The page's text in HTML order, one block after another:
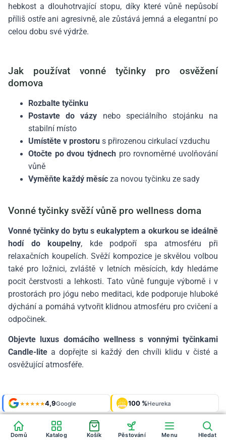
hebkost a dlouhotrvající stopu, díky které vůně nepůsobí
příliš ostře ani agresivně, ale zůstává jemná a elegantní po
celou dobu své výdrže.
Jak používat vonné tyčinky pro osvěžení
domova
Rozbalte tyčinku
Postavte do vázy nebo speciálního stojánku na
stabilní místo
Umístěte v prostoru s přirozenou cirkulací vzduchu
Otočte po dvou týdnech pro rovnoměrné uvolňování
vůně
Vyměňte každý měsíc za novou tyčinku ze sady
Vonné tyčinky svěží vůně pro wellness doma
Vonné tyčinky do bytu s eukalyptem a okurkou se ideálně
hodí do koupelny, kde podpoří spa atmosféru při
relaxačních koupelích. Svěží kompozice je skvělou volbou
také pro ložnici, zvláště v letních měsících, kdy hledáme
pocit čerstvosti a lehkosti. Tato vůně funguje výborně i v
prostorách pro jógu nebo meditaci, kde podporuje hluboké
dýchání a pomáhá vytvořit klidnou atmosféru pro cvičení a
odpočinek.
Objevte luxus domácího wellness s vonnými tyčinkami
Candle-lite a dopřejte si každý den chvíli klidu v čisté a
osvěžující atmosféře.
★★★★★4,9Google OVĚŘENO
ZÁKAZNÍKY
Heureka 100 %Heureka
Shop roku'24 + '25 Galerie925 fotek
Domů Katalog Košík Pěstování Menu Hledat